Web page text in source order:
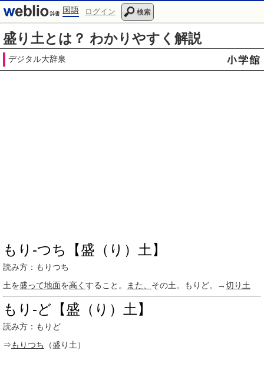
国語 ログイン 検索
盛り土とは？ わかりやすく解説
デジタル大辞泉
もり‐つち【盛（り）土】
読み方：もりつち
土を盛って地面を高く すること。 また、 その土。もりど。→切り土
もり‐ど【盛（り）土】
読み方：もりど
⇒もりつち （盛り土）